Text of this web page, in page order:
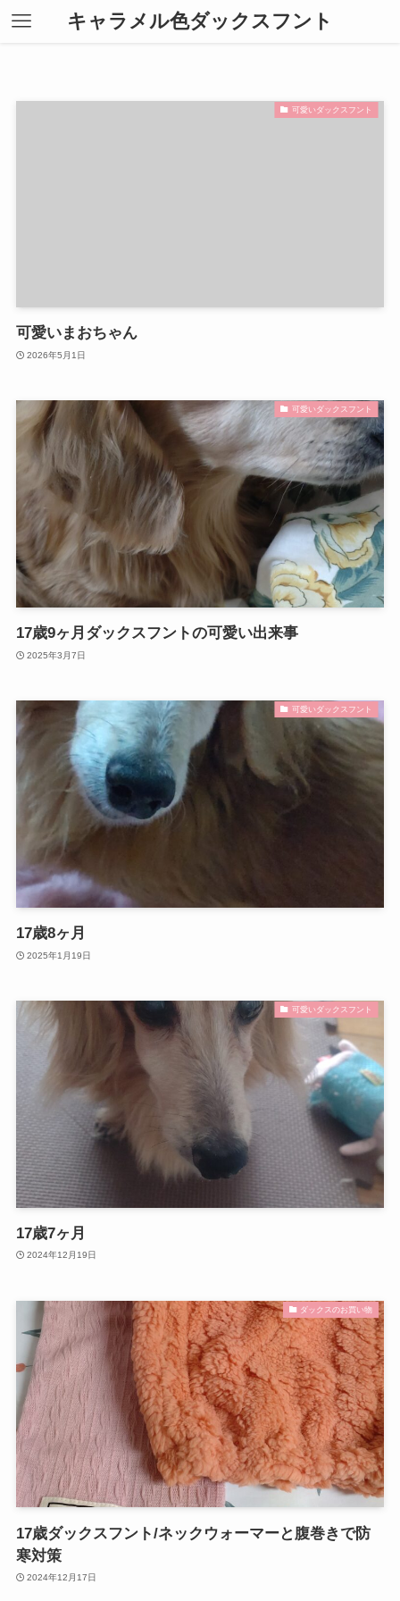
キャラメル色ダックスフント
可愛いダックスフント
可愛いまおちゃん
2026年5月1日
可愛いダックスフント
17歳9ヶ月ダックスフントの可愛い出来事
2025年3月7日
可愛いダックスフント
17歳8ヶ月
2025年1月19日
可愛いダックスフント
17歳7ヶ月
2024年12月19日
ダックスのお買い物
17歳ダックスフント/ネックウォーマーと腹巻きで防
寒対策
2024年12月17日